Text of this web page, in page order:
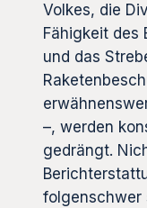
Volkes, die
Fähigkeit des
und das
–, werden
gedrängt.
folgenschwer